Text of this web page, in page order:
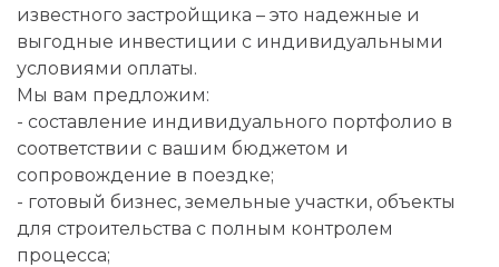
известного застройщика – это надежные и
выгодные инвестиции с индивидуальными
условиями оплаты.
Мы вам предложим:
- составление индивидуального портфолио в
соответствии с вашим бюджетом и
сопровождение в поездке;
- готовый бизнес, земельные участки, объекты
для строительства с полным контролем
процесса;